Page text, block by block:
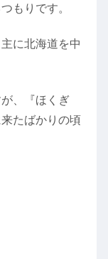
もりです。
に北海道を中
、『ほくぎ
たばかりの頃